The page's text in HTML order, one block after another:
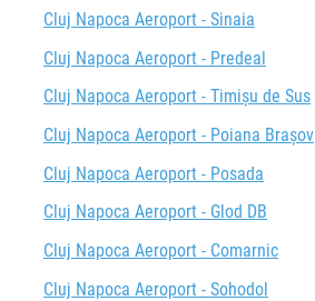
Cluj Napoca Aeroport - Sinaia
Cluj Napoca Aeroport - Predeal
Cluj Napoca Aeroport - Timișu de Sus
Cluj Napoca Aeroport - Poiana Brașov
Cluj Napoca Aeroport - Posada
Cluj Napoca Aeroport - Glod DB
Cluj Napoca Aeroport - Comarnic
Cluj Napoca Aeroport - Sohodol